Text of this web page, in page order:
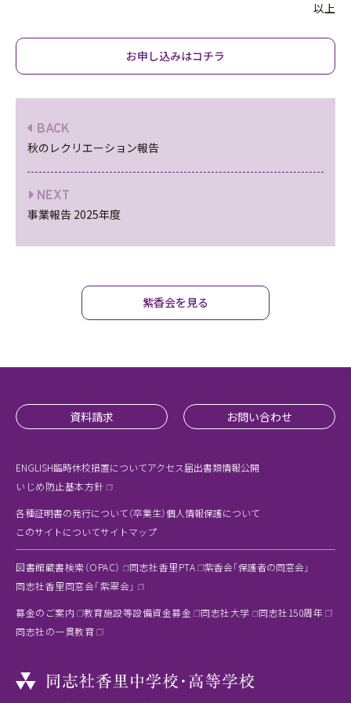
以上
お申し込みはコチラ
BACK
秋のレクリエーション報告
NEXT
事業報告 2025年度
紫香会を見る
資料請求 お問い合わせ
ENGLISH臨時休校措置についてアクセス届出書類情報公開
いじめ防止基本方針
各種証明書の発行について（卒業生）個人情報保護について
このサイトについてサイトマップ
図書館蔵書検索（OPAC） 同志社香里PTA
紫香会「保護者の同窓会」
同志社香里同窓会「紫翠会」
募金のご案内
教育施設等設備資金募金 同志社大学
同志社150周年
同志社の一貫教育